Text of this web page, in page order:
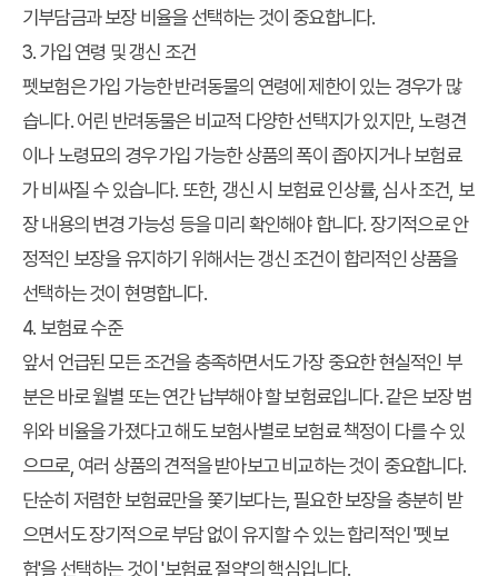
기부담금과 보장 비율을 선택하는 것이 중요합니다.
3. 가입 연령 및 갱신 조건
펫보험은 가입 가능한 반려동물의 연령에 제한이 있는 경우가 많
습니다. 어린 반려동물은 비교적 다양한 선택지가 있지만, 노령견
이나 노령묘의 경우 가입 가능한 상품의 폭이 좁아지거나 보험료
가 비싸질 수 있습니다. 또한, 갱신 시 보험료 인상률, 심사 조건, 보
장 내용의 변경 가능성 등을 미리 확인해야 합니다. 장기적으로 안
정적인 보장을 유지하기 위해서는 갱신 조건이 합리적인 상품을
선택하는 것이 현명합니다.
4. 보험료 수준
앞서 언급된 모든 조건을 충족하면서도 가장 중요한 현실적인 부
분은 바로 월별 또는 연간 납부해야 할 보험료입니다. 같은 보장 범
위와 비율을 가졌다고 해도 보험사별로 보험료 책정이 다를 수 있
으므로, 여러 상품의 견적을 받아보고 비교하는 것이 중요합니다.
단순히 저렴한 보험료만을 쫓기보다는, 필요한 보장을 충분히 받
으면서도 장기적으로 부담 없이 유지할 수 있는 합리적인 '펫보
험'을 선택하는 것이 '보험료 절약'의 핵심입니다.